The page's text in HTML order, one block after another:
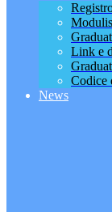
Link e
Codice
News